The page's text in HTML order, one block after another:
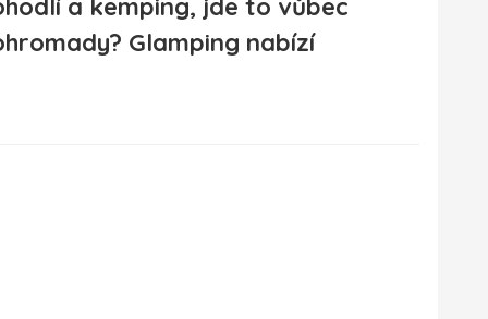
a kemping, jde to vůbec
Glamping nabízí